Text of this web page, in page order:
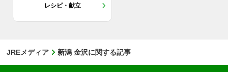
レシピ・献立
JREメディア 新潟 金沢に関する記事